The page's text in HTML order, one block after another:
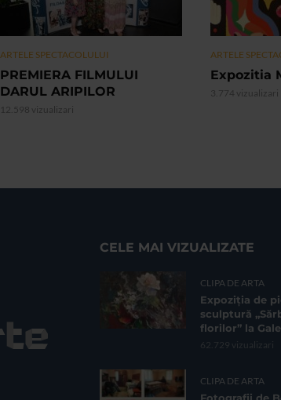
ARTELE SPECTACOLULUI
PREMIERA FILMULUI
DARUL ARIPILOR
12.598 vizualizari
ARTELE
Expozitia
3.774 vizualizari
CELE MAI VIZUALIZATE
CLIPA DE ARTA
Expoziția de
sculptură
florilor” la
62.729 vizualizari
CLIPA DE ARTA
Fotografii de